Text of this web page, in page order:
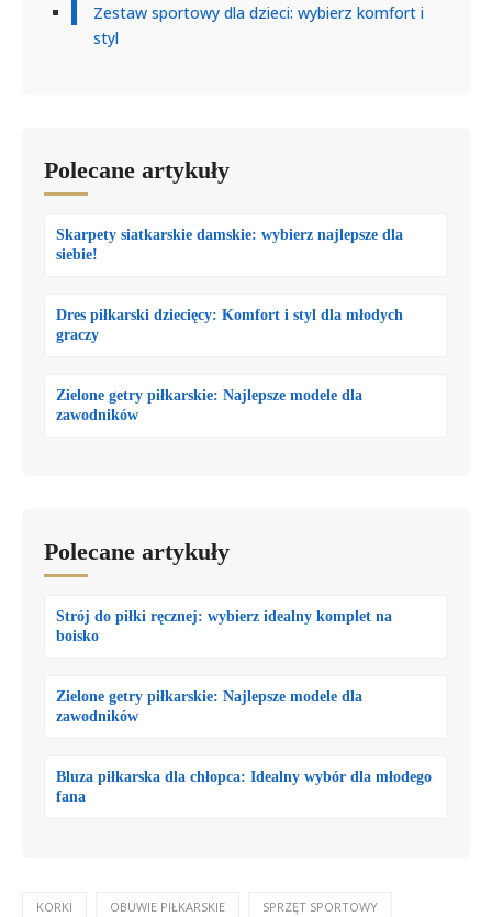
Zestaw sportowy dla dzieci: wybierz komfort i
styl
Polecane artykuły
Skarpety siatkarskie damskie: wybierz najlepsze dla
siebie!
Dres piłkarski dziecięcy: Komfort i styl dla młodych
graczy
Zielone getry piłkarskie: Najlepsze modele dla
zawodników
Polecane artykuły
Strój do piłki ręcznej: wybierz idealny komplet na
boisko
Zielone getry piłkarskie: Najlepsze modele dla
zawodników
Bluza piłkarska dla chłopca: Idealny wybór dla młodego
fana
KORKI OBUWIE PIŁKARSKIE SPRZĘT SPORTOWY